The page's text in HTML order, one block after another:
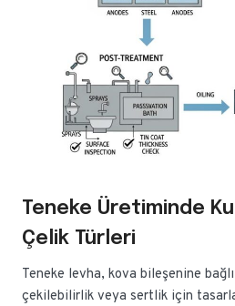
Teneke Üretiminde
Çelik Türleri
Teneke levha, kova bileşenine
çekilebilirlik veya sertlik için